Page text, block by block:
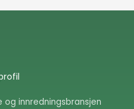
innredningsbransjen